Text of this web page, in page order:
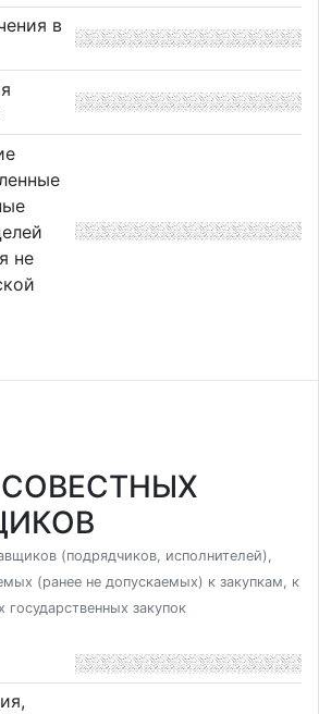
в
не
(подрядчиков, исполнителей),
(ранее не допускаемых) к закупкам, к
закупок